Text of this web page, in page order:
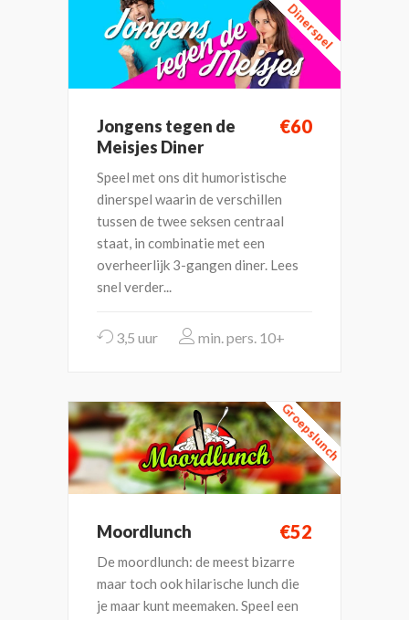
Dinerspel
Jongens tegen de
Meisjes Diner
€60
Speel met ons dit humoristische
dinerspel waarin de verschillen
tussen de twee seksen centraal
staat, in combinatie met een
overheerlijk 3-gangen diner. Lees
snel verder...
3,5 uur 10+
Groepslunch
Moordlunch €52
De moordlunch: de meest bizarre
maar toch ook hilarische lunch die
je maar kunt meemaken. Speel een